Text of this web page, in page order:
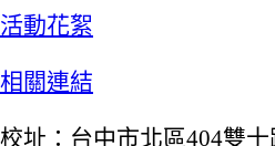
活動花絮
相關連結
校址：台中市北區404